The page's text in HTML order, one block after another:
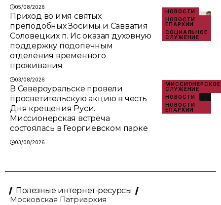
05/08/2026
НОВОСТИ
НОВОСТИ
ЕПАРХИИ
СОЦИАЛЬНОЕ
СЛУЖЕНИЕ
Приход во имя святых
преподобных Зосимы и Савватия
Соловецких п. Ис оказал духовную
поддержку подопечным
отделения временного
проживания
03/08/2026
МИССИОНЕРСКОЕ
СЛУЖЕНИЕ
НОВОСТИ
НОВОСТИ
ЕПАРХИИ
В Североуральске провели
просветительскую акцию в честь
Дня крещения Руси.
Миссионерская встреча
состоялась в Георгиевском парке
03/08/2026
Полезные интернет-ресурсы
Московская Патриархия